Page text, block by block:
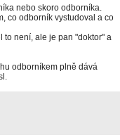
nebo skoro odborníka.
co odborník vystudoval a co
to není, ale je pan "doktor" a
odborníkem plně dává